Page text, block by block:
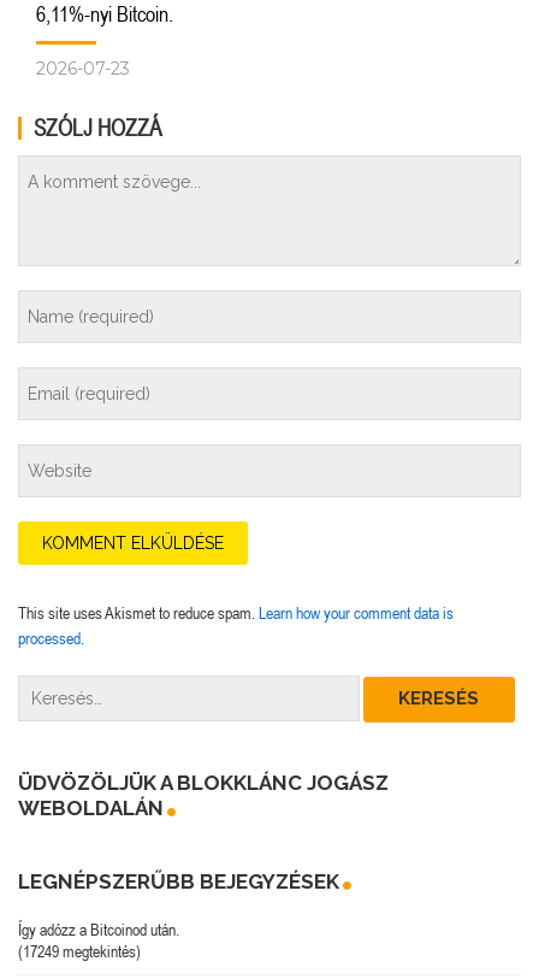
6,11%-nyi Bitcoin.
2026-07-23
SZÓLJ HOZZÁ
This site uses Akismet to reduce spam.Learn how your comment data is
processed.
ÜDVÖZÖLJÜK A BLOKKLÁNC JOGÁSZ
WEBOLDALÁN
LEGNÉPSZERŰBB BEJEGYZÉSEK
Így adózz a Bitcoinod után.
(17249 megtekintés)